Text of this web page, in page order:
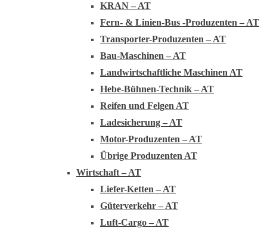
KRAN – AT
Fern- & Linien-Bus -Produzenten – AT
Transporter-Produzenten – AT
Bau-Maschinen – AT
Landwirtschaftliche Maschinen AT
Hebe-Bühnen-Technik – AT
Reifen und Felgen AT
Ladesicherung – AT
Motor-Produzenten – AT
Übrige Produzenten AT
Wirtschaft – AT
Liefer-Ketten – AT
Güterverkehr – AT
Luft-Cargo – AT